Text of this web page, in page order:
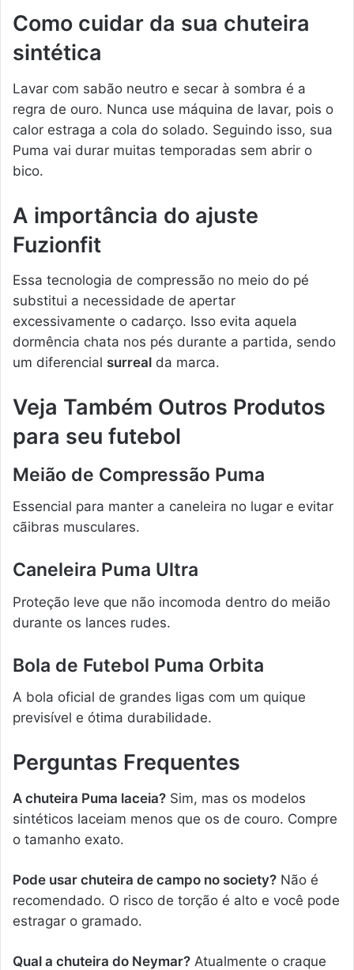
Como cuidar da sua chuteira
sintética
Lavar com sabão neutro e secar à sombra é a
regra de ouro. Nunca use máquina de lavar, pois o
calor estraga a cola do solado. Seguindo isso, sua
Puma vai durar muitas temporadas sem abrir o
bico.
A importância do ajuste
Fuzionfit
Essa tecnologia de compressão no meio do pé
substitui a necessidade de apertar
excessivamente o cadarço. Isso evita aquela
dormência chata nos pés durante a partida, sendo
um diferencial surreal da marca.
Veja Também Outros Produtos
para seu futebol
Meião de Compressão Puma
Essencial para manter a caneleira no lugar e evitar
cãibras musculares.
Caneleira Puma Ultra
Proteção leve que não incomoda dentro do meião
durante os lances rudes.
Bola de Futebol Puma Orbita
A bola oficial de grandes ligas com um quique
previsível e ótima durabilidade.
Perguntas Frequentes
A chuteira Puma laceia? Sim, mas os modelos
sintéticos laceiam menos que os de couro. Compre
o tamanho exato.
Pode usar chuteira de campo no society? Não é
recomendado. O risco de torção é alto e você pode
estragar o gramado.
Qual a chuteira do Neymar? Atualmente o craque